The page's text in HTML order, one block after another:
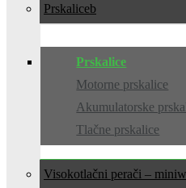
Prskalice
Prskalice
Motorne prskalice
Akumulatorske
Tlačne prskalice
Visokotlačni perači –